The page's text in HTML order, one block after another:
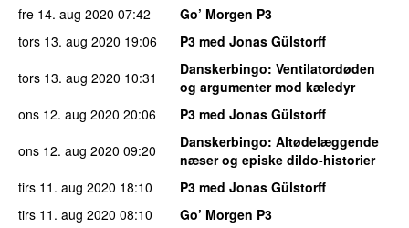
fre 14. aug 2020 07:42
Go’ Morgen P3
tors 13. aug 2020 19:06
P3 med Jonas Gülstorff
tors 13. aug 2020 10:31 Danskerbingo: Ventilatordøden
og argumenter mod kæledyr
ons 12. aug 2020 20:06
P3 med Jonas Gülstorff
ons 12. aug 2020 09:20 Danskerbingo: Altødelæggende
næser og episke dildo-historier
tirs 11. aug 2020 18:10
P3 med Jonas Gülstorff
tirs 11. aug 2020 08:10
Go’ Morgen P3